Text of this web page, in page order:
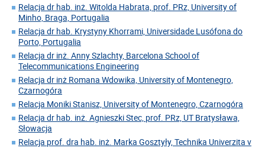
Relacja dr hab. inż. Witolda Habrata, prof. PRz, University of
Minho, Braga, Portugalia
Relacja dr hab. Krystyny Khorrami, Universidade Lusófona do
Porto, Portugalia
Relacja dr inż. Anny Szlachty, Barcelona School of
Telecommunications Engineering
Relacja dr inż Romana Wdowika, University of Montenegro,
Czarnogóra
Relacja Moniki Stanisz, University of Montenegro, Czarnogóra
Relacja dr hab. inż. Agnieszki Stec, prof. PRz, UT Bratysława,
Słowacja
Relacja prof. dra hab. inż. Marka Gosztyły, Technika Univerzita v